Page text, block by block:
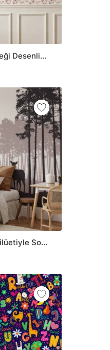
Açık Pembe Kiraz Çiçeği Desenli Duvar Kağıdı, Japon Stili Zarif Bahar Dalları Duvar Posteri
Ağaçlar ve Geyikler Silüetiyle Soyut Doğa Duvar Kağıdı, Huzurlu Doğa Sahnesi Duvar Posteri